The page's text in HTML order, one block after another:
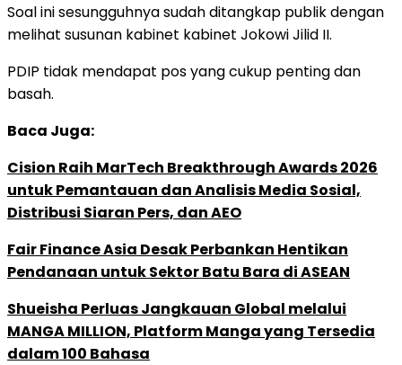
Soal ini sesungguhnya sudah ditangkap publik dengan
melihat susunan kabinet kabinet Jokowi Jilid II.
PDIP tidak mendapat pos yang cukup penting dan
basah.
Baca Juga:
Cision Raih MarTech Breakthrough Awards 2026
untuk Pemantauan dan Analisis Media Sosial,
Distribusi Siaran Pers, dan AEO
Fair Finance Asia Desak Perbankan Hentikan
Pendanaan untuk Sektor Batu Bara di ASEAN
Shueisha Perluas Jangkauan Global melalui
MANGA MILLION, Platform Manga yang Tersedia
dalam 100 Bahasa